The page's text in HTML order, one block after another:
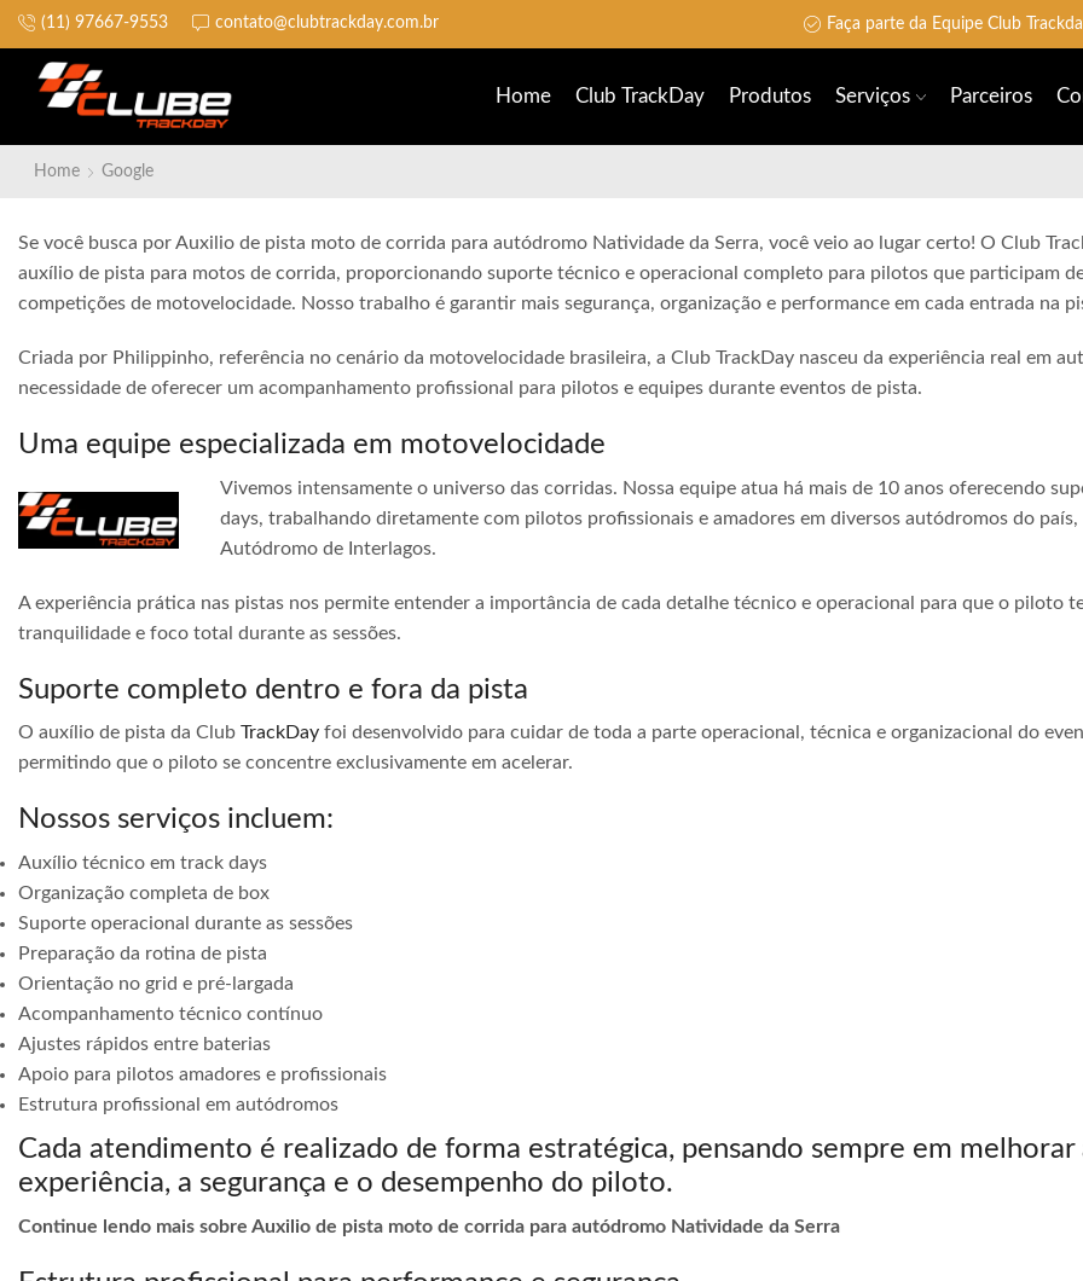
(11) 97667-9553 contato@clubtrackday.com.br
Não perca a largada Faça parte da Equipe Club
Home Club TrackDay Produtos Serviços Parceiros
Home Google
Se você busca por Auxilio de pista moto de corrida para autódromo Natividade da Serra, você veio ao lugar certo! O Club
auxílio de pista para motos de corrida, proporcionando suporte técnico e operacional completo para pilotos que participam
competições de motovelocidade. Nosso trabalho é garantir mais segurança, organização e performance em cada entrada na
Criada por Philippinho, referência no cenário da motovelocidade brasileira, a Club TrackDay nasceu da experiência real em
necessidade de oferecer um acompanhamento profissional para pilotos e equipes durante eventos de pista.
Uma equipe especializada em motovelocidade
Vivemos intensamente o universo das corridas. Nossa equipe atua há mais de 10 anos oferecendo
days, trabalhando diretamente com pilotos profissionais e amadores em diversos autódromos do
Autódromo de Interlagos.
A experiência prática nas pistas nos permite entender a importância de cada detalhe técnico e operacional para que o piloto
tranquilidade e foco total durante as sessões.
Suporte completo dentro e fora da pista
O auxílio de pista da Club TrackDay foi desenvolvido para cuidar de toda a parte operacional, técnica e organizacional do
permitindo que o piloto se concentre exclusivamente em acelerar.
Nossos serviços incluem:
Auxílio técnico em track days
Organização completa de box
Suporte operacional durante as sessões
Preparação da rotina de pista
Orientação no grid e pré-largada
Acompanhamento técnico contínuo
Ajustes rápidos entre baterias
Apoio para pilotos amadores e profissionais
Estrutura profissional em autódromos
Cada atendimento é realizado de forma estratégica, pensando sempre em melhorar
experiência, a segurança e o desempenho do piloto.
Continue lendo mais sobre Auxilio de pista moto de corrida para autódromo Natividade da Serra